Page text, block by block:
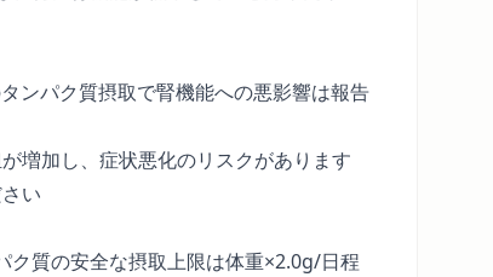
ンパク質摂取で腎機能への悪影響は報告
増加し、症状悪化のリスクがあります
い
ク質の安全な摂取上限は体重×2.0g/日程